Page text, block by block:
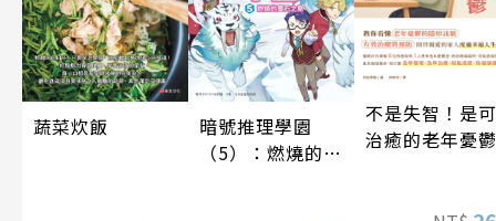
蔬菜炊飯
暗號推理學園
（5）：燃燒的寶
不是失智！是可
治癒的老年憂鬱